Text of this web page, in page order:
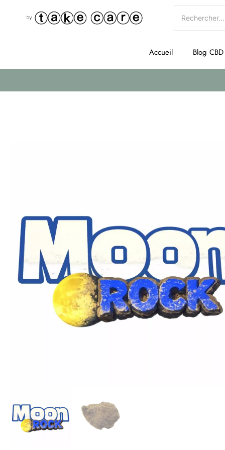
Accueil Blog CBD